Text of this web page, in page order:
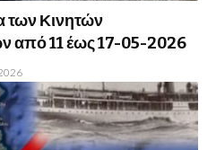
των Κινητών
από 11 έως 17-05-2026